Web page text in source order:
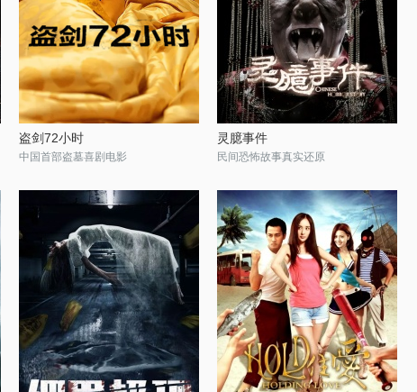
盗剑72小时
中国首部盗墓喜剧电影
灵臆事件
民间恐怖故事真实还原